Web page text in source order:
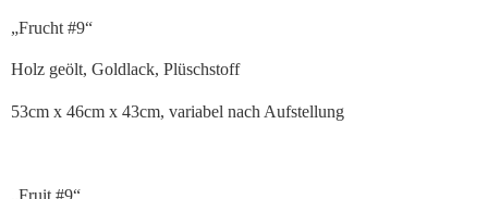
„Frucht #9“
Holz geölt, Goldlack, Plüschstoff
53cm x 46cm x 43cm, variabel nach Aufstellung
„Fruit #9“